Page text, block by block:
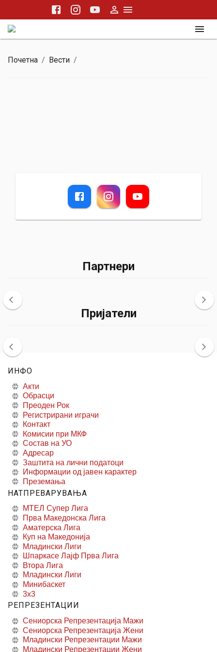
Почетна / Вести /
Партнери
Пријатели
ИНФО
Акти
Обрасци
Преоден Рок
Регистрирани играчи
Контакт
Комисии при МКФ
Состав на УО
Адресар
Заштита на лични податоци
Информации од јавен карактер
Преземања
НАТПРЕВАРУВАЊА
МТЕЛ Супер Лига
Прва Македонска Лига
Аматерска Лига
Куп на Македонија
Младински Лиги
Шпаркасе Лајф Прва Лига
Втора Лига
Младински Лиги
Минибаскет
3x3
РЕПРЕЗЕНТАЦИИ
Сениорска Репрезентација Мажи
Сениорска Репрезентација Жени
Младински Репрезентации Мажи
Младински Репрезентации Жени